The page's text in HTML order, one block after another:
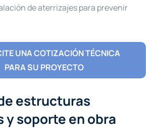
de aterrizajes para prevenir
UNA COTIZACIÓN TÉCNICA
PARA SU PROYECTO
estructuras
y soporte en obra